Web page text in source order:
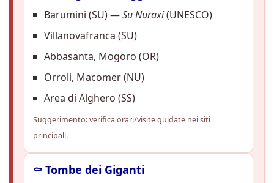
Barumini (SU) —Su Nuraxi(UNESCO)
Villanovafranca (SU)
Abbasanta, Mogoro (OR)
Orroli, Macomer (NU)
Area di Alghero (SS)
Suggerimento: verifica orari/visite guidate nei siti
principali.
⚰️ Tombe dei Giganti